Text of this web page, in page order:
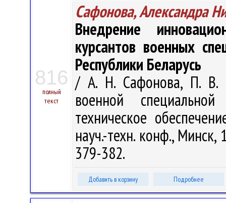
816
полный
текст
Сафонова, Александра
Внедрение
курсантов военных
Республики Беларусь
/ А. Н. Сафонова, П. В.
военной
техническое
науч.-техн. конф.,
379-382.
Добавить в корзину Подробнее